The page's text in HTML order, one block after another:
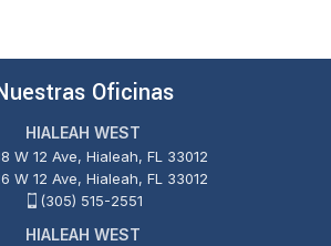
Oficinas
HIALEAH WEST
W 12 Ave, Hialeah, FL 33012
W 12 Ave, Hialeah, FL 33012
(305) 515-2551
HIALEAH WEST